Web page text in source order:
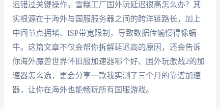
迟错过关键操作。雪糕工厂国外玩延迟很高怎么办？其
实根源在于海外与国服服务器之间的跨洋链路长，加上
中间节点拥堵、ISP带宽限制，导致数据传输慢得像蜗
牛。这篇文章不仅会帮你拆解延迟高的原因，还会告诉
你海外魔兽世界怀旧服加速器哪个好、国外玩激战2的加
速器怎么选，更会分享一款我实测了三个月的靠谱加速
器，让你在海外也能畅玩所有国服游戏。